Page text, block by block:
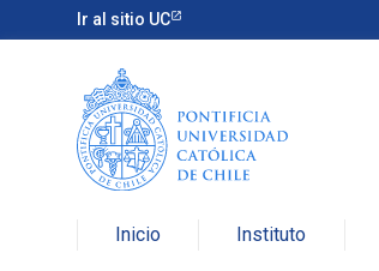
Ir al sitio UC
Inicio Instituto